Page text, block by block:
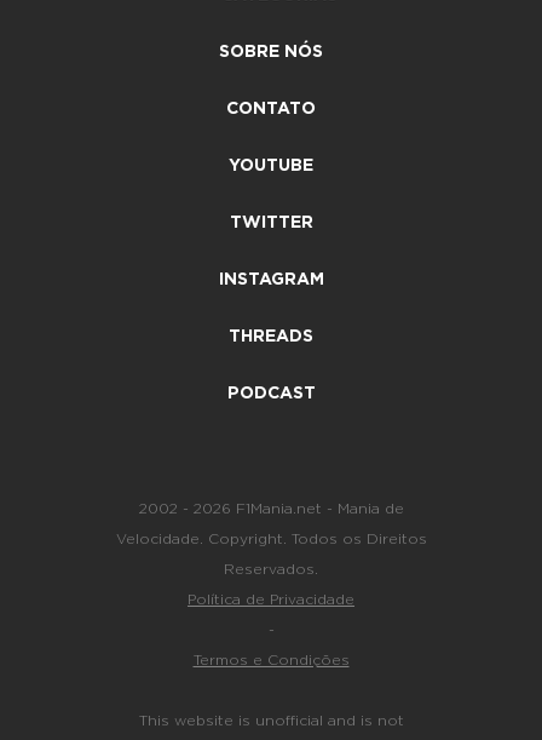
SOBRE NÓS
CONTATO
YOUTUBE
TWITTER
INSTAGRAM
THREADS
PODCAST
2002 - 2026 F1Mania.net - Mania de
Velocidade. Copyright. Todos os Direitos
Reservados.
Política de Privacidade
-
Termos e Condições
This website is unofficial and is not